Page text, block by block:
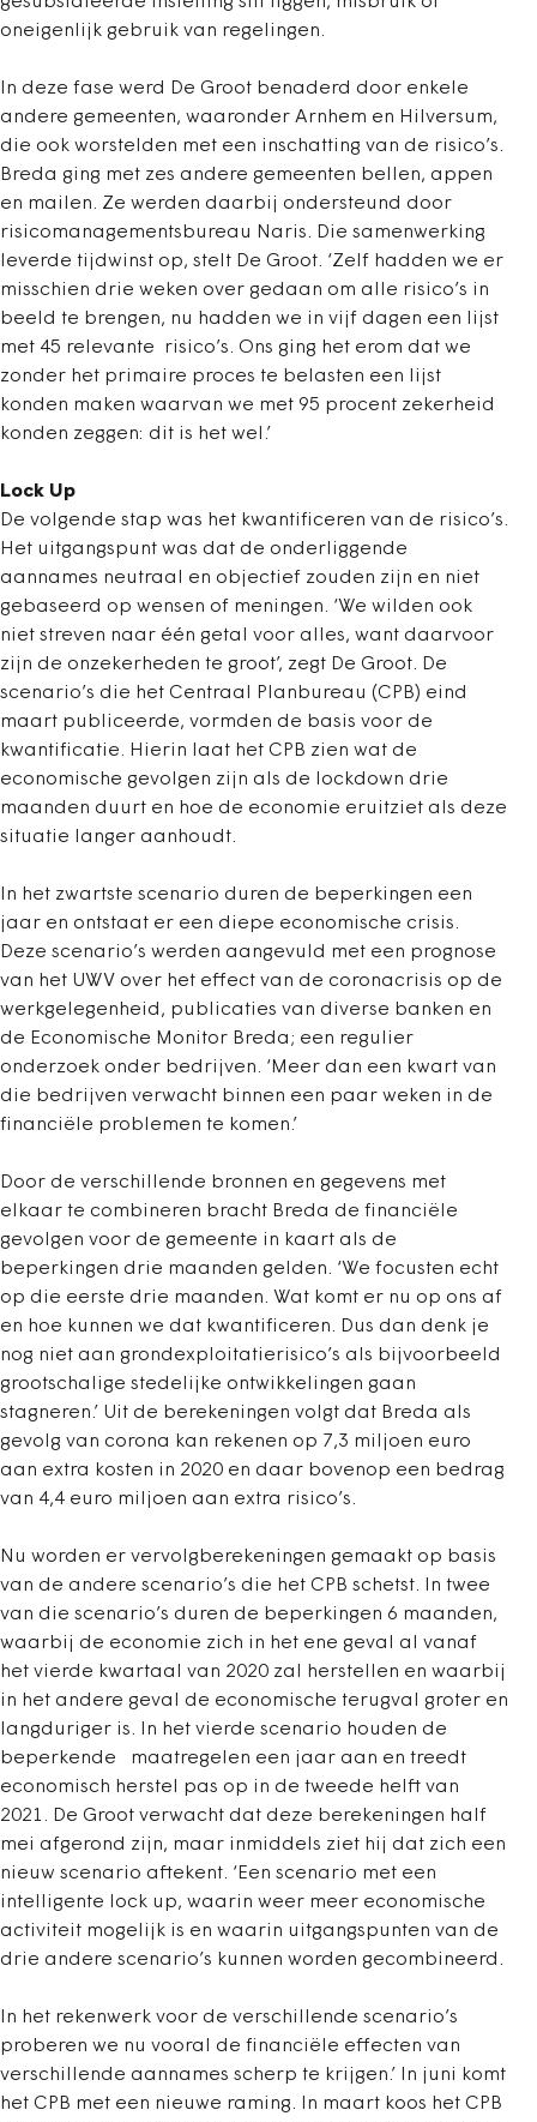
oneigenlijk gebruik van regelingen.
In deze fase werd De Groot benaderd door enkele
andere gemeenten, waaronder Arnhem en Hilversum,
die ook worstelden met een inschatting van de risico’s.
Breda ging met zes andere gemeenten bellen, appen
en mailen. Ze werden daarbij ondersteund door
risicomanagementsbureau Naris. Die samenwerking
leverde tijdwinst op, stelt De Groot. ‘Zelf hadden we er
misschien drie weken over gedaan om alle risico’s in
beeld te brengen, nu hadden we in vijf dagen een lijst
met 45 relevante risico’s. Ons ging het erom dat we
zonder het primaire proces te belasten een lijst
konden maken waarvan we met 95 procent zekerheid
konden zeggen: dit is het wel.’
Lock Up
De volgende stap was het kwantificeren van de risico’s.
Het uitgangspunt was dat de onderliggende
aannames neutraal en objectief zouden zijn en niet
gebaseerd op wensen of meningen. ‘We wilden ook
niet streven naar één getal voor alles, want daarvoor
zijn de onzekerheden te groot’, zegt De Groot. De
scenario’s die het Centraal Planbureau (CPB) eind
maart publiceerde, vormden de basis voor de
kwantificatie. Hierin laat het CPB zien wat de
economische gevolgen zijn als de lockdown drie
maanden duurt en hoe de economie eruitziet als deze
situatie langer aanhoudt.
In het zwartste scenario duren de beperkingen een
jaar en ontstaat er een diepe economische crisis.
Deze scenario’s werden aangevuld met een prognose
van het UWV over het effect van de coronacrisis op de
werkgelegenheid, publicaties van diverse banken en
de Economische Monitor Breda; een regulier
onderzoek onder bedrijven. ‘Meer dan een kwart van
die bedrijven verwacht binnen een paar weken in de
financiële problemen te komen.’
Door de verschillende bronnen en gegevens met
elkaar te combineren bracht Breda de financiële
gevolgen voor de gemeente in kaart als de
beperkingen drie maanden gelden. ‘We focusten echt
op die eerste drie maanden. Wat komt er nu op ons af
en hoe kunnen we dat kwantificeren. Dus dan denk je
nog niet aan grondexploitatierisico’s als bijvoorbeeld
grootschalige stedelijke ontwikkelingen gaan
stagneren.’ Uit de berekeningen volgt dat Breda als
gevolg van corona kan rekenen op 7,3 miljoen euro
aan extra kosten in 2020 en daar bovenop een bedrag
van 4,4 euro miljoen aan extra risico’s.
Nu worden er vervolgberekeningen gemaakt op basis
van de andere scenario’s die het CPB schetst. In twee
van die scenario’s duren de beperkingen 6 maanden,
waarbij de economie zich in het ene geval al vanaf
het vierde kwartaal van 2020 zal herstellen en waarbij
in het andere geval de economische terugval groter en
langduriger is. In het vierde scenario houden de
beperkende maatregelen een jaar aan en treedt
economisch herstel pas op in de tweede helft van
2021. De Groot verwacht dat deze berekeningen half
mei afgerond zijn, maar inmiddels ziet hij dat zich een
nieuw scenario aftekent. ‘Een scenario met een
intelligente lock up, waarin weer meer economische
activiteit mogelijk is en waarin uitgangspunten van de
drie andere scenario’s kunnen worden gecombineerd.
In het rekenwerk voor de verschillende scenario’s
proberen we nu vooral de financiële effecten van
verschillende aannames scherp te krijgen.’ In juni komt
het CPB met een nieuwe raming. In maart koos het CPB